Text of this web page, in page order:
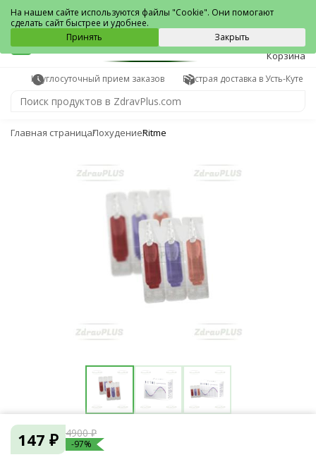
Усть-Кут
0
Корзина
Круглосуточный прием заказов Быстрая доставка в Усть-Куте
Главная страницаПохудениеRitme
147 ₽ 4900 ₽
-97%
На нашем сайте используются файлы "Cookie". Они помогают
сделать сайт быстрее и удобнее.
Принять
Закрыть